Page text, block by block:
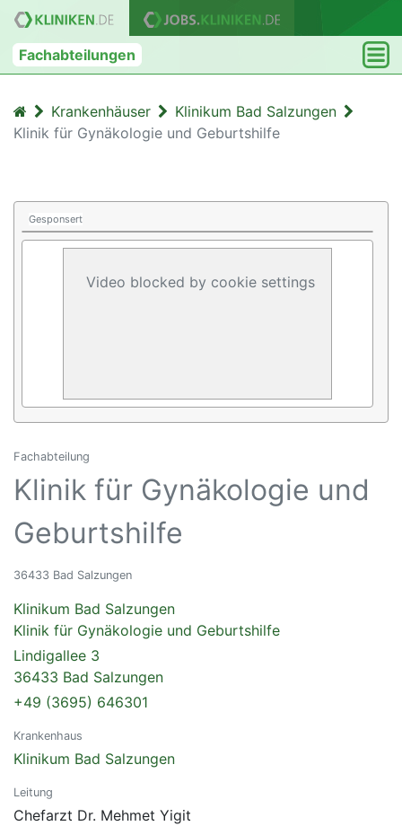
Fachabteilungen
Krankenhäuser
Klinikum Bad Salzungen
Klinik für Gynäkologie und Geburtshilfe
Gesponsert
Video blocked by cookie settings
Fachabteilung
Klinik für Gynäkologie und
Geburtshilfe
36433 Bad Salzungen
Klinikum Bad Salzungen
Klinik für Gynäkologie und Geburtshilfe
Lindigallee 3
36433 Bad Salzungen
+49 (3695) 646301
Krankenhaus
Klinikum Bad Salzungen
Leitung
Chefarzt Dr. Mehmet Yigit